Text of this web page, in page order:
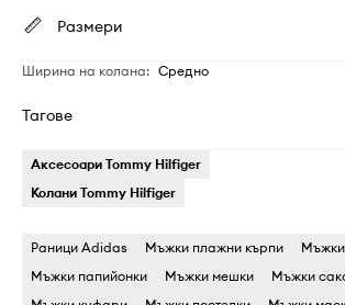
Размери
Ширина на колана: Средно
Тагове
Аксесоари Tommy Hilfiger
Колани Tommy Hilfiger
Раници Adidas Мъжки плажни кърпи
Мъжки
Мъжки папийонки
Мъжки мешки
Мъжки